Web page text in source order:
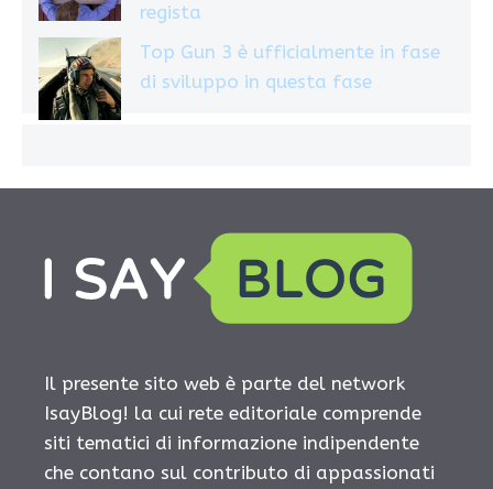
regista
Top Gun 3 è ufficialmente in fase
di sviluppo in questa fase
Il presente sito web è parte del network
IsayBlog! la cui rete editoriale comprende
siti tematici di informazione indipendente
che contano sul contributo di appassionati